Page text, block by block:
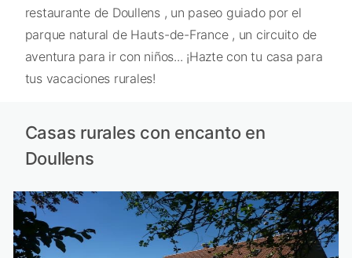
restaurante de Doullens , un paseo guiado por el
parque natural de Hauts-de-France , un circuito de
aventura para ir con niños... ¡Hazte con tu casa para
tus vacaciones rurales!
Casas rurales con encanto en
Doullens